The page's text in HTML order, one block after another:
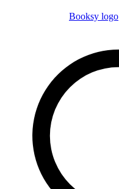
Booksy logo